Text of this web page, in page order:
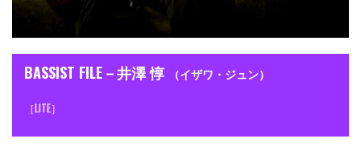
BASSIST FILE－井澤 惇 （イザワ・ジュン）
［LITE］